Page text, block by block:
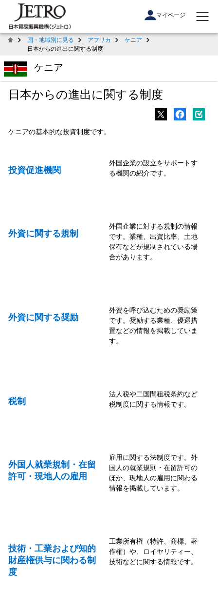
マイページ
国・地域別に見る アフリカ
ケニア
日本からの進出に関する制度
ケニア
日本からの進出に関する制度
ケニアの基本的な投資制度です。
投資促進機関
外国企業の設立をサポートす
る機関の紹介です。
外資に関する規制
外国企業に対する規制の情報
です。業種、出資比率、土地
保有などが規制されている場
合があります。
外資に関する奨励
外資を呼び込むための奨励策
です。奨励する業種、優遇措
置などの情報を掲載していま
す。
税制
法人税や二国間租税条約など
税制度に関する情報です。
外国人就業規制・在留
許可・現地人の雇用
雇用に関する法制度です。外
国人の就業規則・在留許可の
ほか、現地人の雇用に関わる
情報を掲載しています。
技術・工業および知的
財産権供与に関わる制
度
工業所有権（特許、商標、著
作権）や、ロイヤリティー、
技術などに関する情報です。